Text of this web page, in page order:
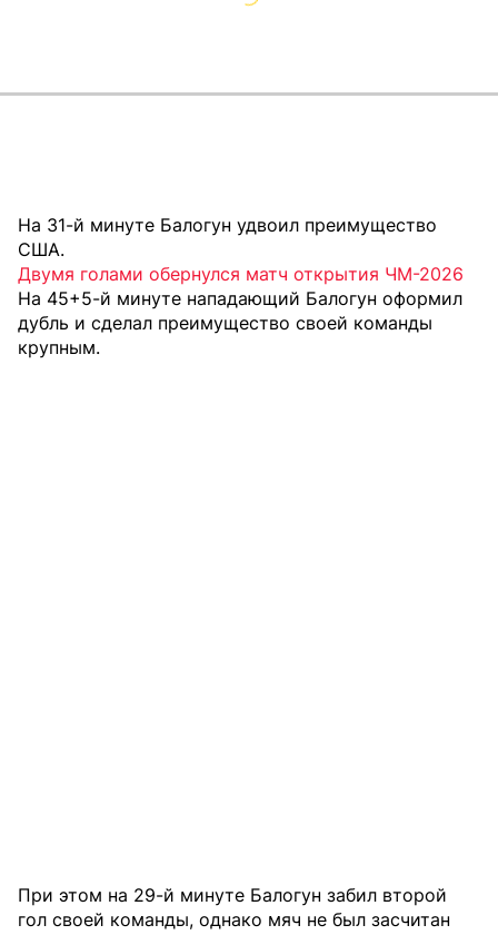
На 31-й минуте Балогун удвоил преимущество
США.
Двумя голами обернулся матч открытия ЧМ-2026
На 45+5-й минуте нападающий Балогун оформил
дубль и сделал преимущество своей команды
крупным.
При этом на 29-й минуте Балогун забил второй
гол своей команды, однако мяч не был засчитан